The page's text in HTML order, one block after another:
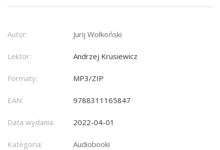
Autor: Jurij Wołkoński
Lektor: Andrzej Krusiewicz
Formaty: MP3/ZIP
EAN: 9788311165847
Data wydania: 2022-04-01
Kategoria: Audiobooki